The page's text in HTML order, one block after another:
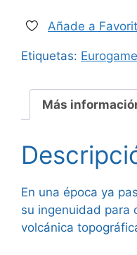
Añade a
Etiquetas:
Más
En una época ya
su ingenuidad para
volcánica